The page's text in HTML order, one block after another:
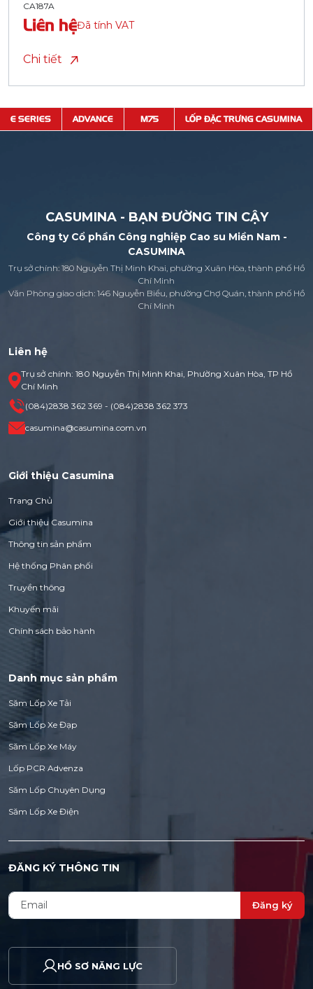
CA187A
Liên hệĐã tính VAT
Chi tiết
E SERIES ADVANCE M75 LỐP ĐẶC TRƯNG CASUMINA
CASUMINA - BẠN ĐƯỜNG TIN CẬY
Công ty Cổ phần Công nghiệp Cao su Miền Nam -
CASUMINA
Trụ sở chính: 180 Nguyễn Thị Minh Khai, phường Xuân Hòa, thành phố Hồ
Chí Minh
Văn Phòng giao dịch: 146 Nguyễn Biểu, phường Chợ Quán, thành phố Hồ
Chí Minh
Liên hệ
Trụ sở chính: 180 Nguyễn Thị Minh Khai, Phường Xuân Hòa, TP Hồ
Chí Minh
(084)2838 362 369 - (084)2838 362 373
casumina@casumina.com.vn
Giới thiệu Casumina
Trang Chủ
Giới thiệu Casumina
Thông tin sản phẩm
Hệ thống Phân phối
Truyền thông
Khuyến mãi
Chính sách bảo hành
Danh mục sản phẩm
Săm Lốp Xe Tải
Săm Lốp Xe Đạp
Săm Lốp Xe Máy
Lốp PCR Advenza
Săm Lốp Chuyên Dụng
Săm Lốp Xe Điện
ĐĂNG KÝ THÔNG TIN
Đăng ký
HỒ SƠ NĂNG LỰC